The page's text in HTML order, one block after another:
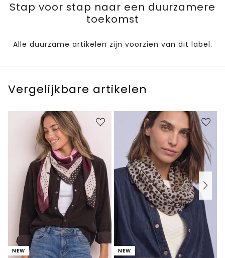
Stap voor stap naar een duurzamere
toekomst
Alle duurzame artikelen zijn voorzien van dit label.
Vergelijkbare artikelen
NEW NEW